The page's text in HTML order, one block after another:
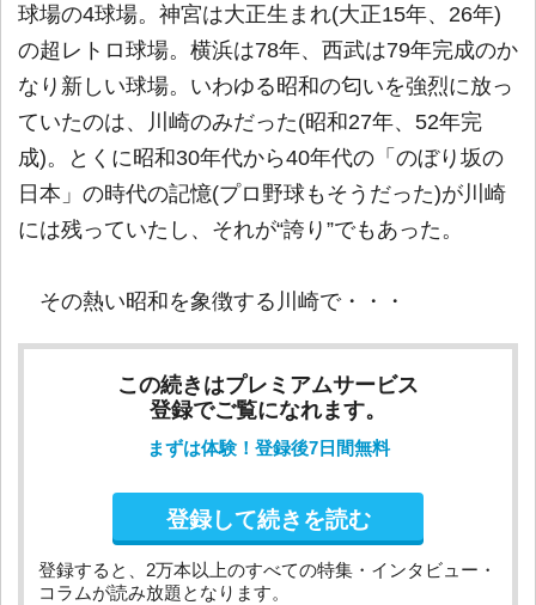
球場の4球場。神宮は大正生まれ(大正15年、26年)
の超レトロ球場。横浜は78年、西武は79年完成のか
なり新しい球場。いわゆる昭和の匂いを強烈に放っ
ていたのは、川崎のみだった(昭和27年、52年完
成)。とくに昭和30年代から40年代の「のぼり坂の
日本」の時代の記憶(プロ野球もそうだった)が川崎
には残っていたし、それが“誇り”でもあった。
その熱い昭和を象徴する川崎で・・・
この続きはプレミアムサービス
登録でご覧になれます。
まずは体験！登録後7日間無料
登録して続きを読む
登録すると、2万本以上のすべての特集・インタビュー・
コラムが読み放題となります。